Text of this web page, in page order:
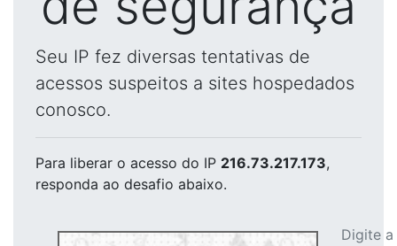
Seu IP fez diversas tentativas de
acessos suspeitos a sites hospedados
conosco.
Para liberar o acesso do IP 216.73.217.173,
responda ao desafio abaixo.
Digite